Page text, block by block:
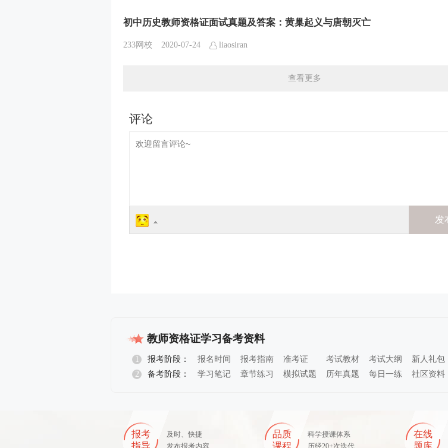
初中历史教师资格证面试真题及答案：黄巢起义与唐朝灭亡
233网校 2020-07-24 liaosiran
查看更多
教师资格证学习备考资料
1 报考阶段： 报名时间 报考指南 准考证 考试教材 考试大纲
新人礼包
报名指导
2 备考阶段： 学习笔记 章节练习 模拟试题 历年真题 每日一练 社区资料
报考
指导
及时、快捷
发布报考内容
品质
课程
科学授课体系
历经20+次迭代
在线
题库